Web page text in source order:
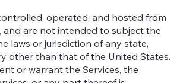
operated, and hosted from
and are not intended to subject the
laws or jurisdiction of any state,
other than that of the United States.
or warrant the Services, the